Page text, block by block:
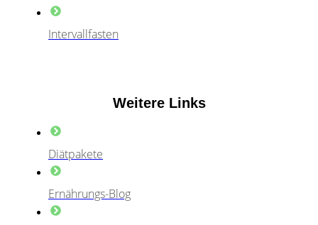
Intervallfasten
Weitere Links
Diätpakete
Ernährungs-Blog